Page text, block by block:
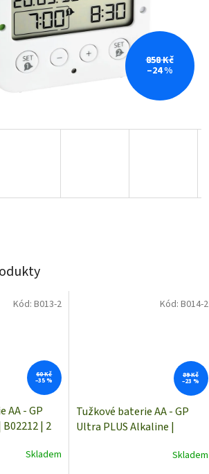
858 Kč
–24 %
60 Kč
–35 %
AA - GP
| 2
Skladem
Kód: B013-2
89 Kč
–23 %
Tužkové baterie AA - GP
Ultra PLUS Alkaline |
Skladem
Kód: B014-2